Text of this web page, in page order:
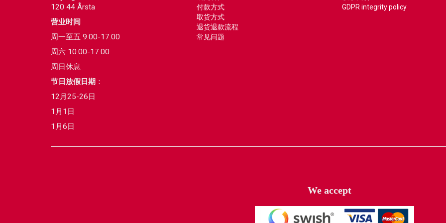
120 44 Årsta
营业时间
周一至五 9.00-17.00
周六 10.00-17.00
周日休息
节日放假日期 ：
12月25-26日
1月1日
1月6日
付款方式
取货方式
退货退款流程
常见问题
GDPR integrity policy
We accept